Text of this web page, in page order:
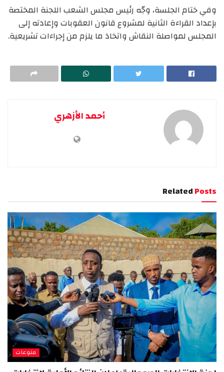
وفي ختام الجلسة، وجّه رئيس مجلس الشعب اللجنة المختصة
بإعداد القراءة الثانية لمشروع قانون العقوبات وإعادته إلى
المجلس لمواصلة النقاش واتخاذ ما يلزم من إجراءات تشريعية.
أحمد الأزهري
RelatedPosts
منوعات